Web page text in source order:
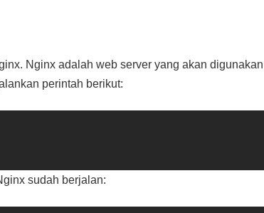
Nginx adalah web server yang akan digunakan
perintah berikut:
sudah berjalan: